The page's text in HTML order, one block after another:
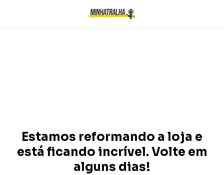
Estamos reformando a loja e
está ficando incrível. Volte em
alguns dias!